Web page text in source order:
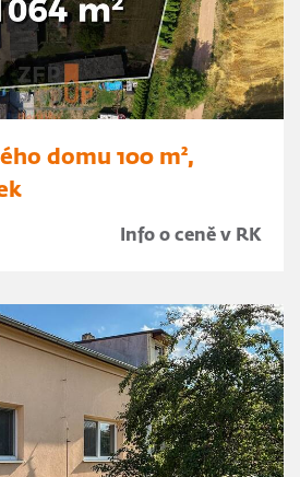
domu 100 m²,
Info o ceně v RK